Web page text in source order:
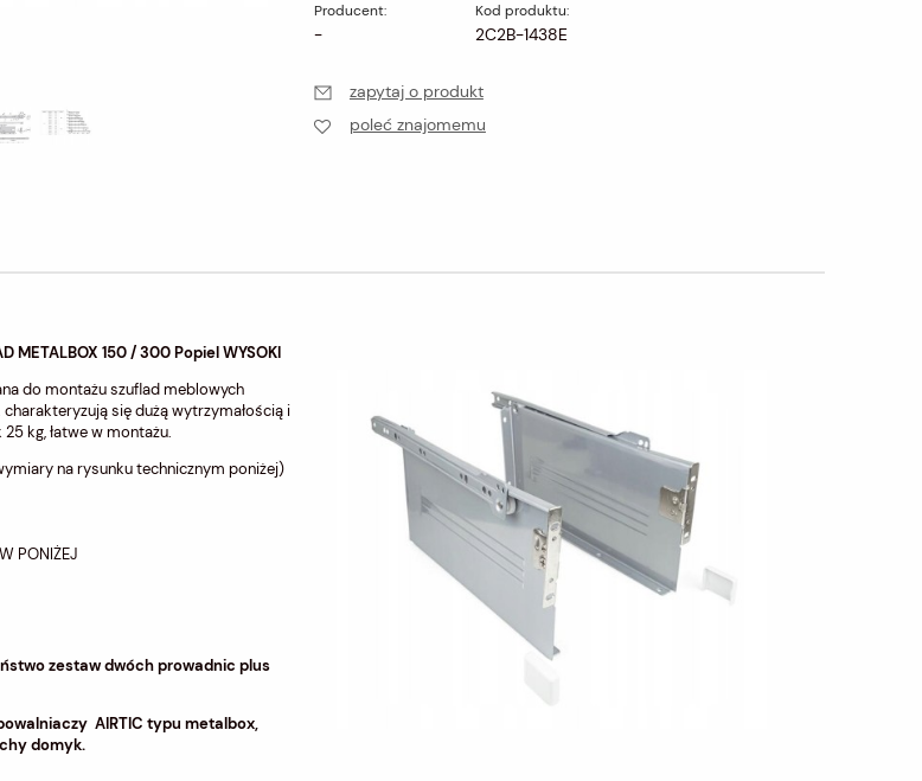
Producent:
-
Kod produktu:
2C2B-1438E
zapytaj o produkt
poleć znajomemu
METALBOX 150 / 300 PopielWYSOKI
do montażu szuflad meblowych
się dużą wytrzymałością i
kg, łatwe w montażu.
na rysunku technicznym poniżej)
PONIŻEJ
zestaw dwóch prowadnic plus
AIRTIC typu metalbox,
domyk.